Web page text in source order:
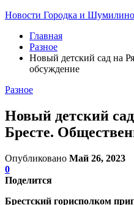
Новости Городка и Шумилино
Главная
Разное
Новый детский сад на
обсуждение
Разное
Новый детский
Бресте.
Опубликовано Май 26, 2023
0
Поделится
Брестский горисполком